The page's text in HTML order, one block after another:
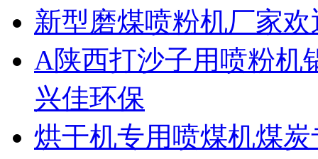
新型磨煤喷粉机厂家
A陕西打沙子用喷粉机
兴佳环保
烘干机专用喷煤机煤